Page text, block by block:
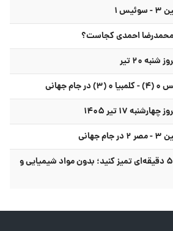
۱
محمدرضا احمدی کجاست؟
۲۰ تیر
۱۷ تیر ۱۴۰۵
مایکروویو را با این ترفند ۵ دقیقه‌ای تمیز کنید؛ بدون مواد شیمیایی و